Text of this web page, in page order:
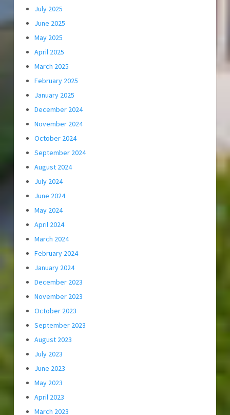
July 2025
June 2025
May 2025
April 2025
March 2025
February 2025
January 2025
December 2024
November 2024
October 2024
September 2024
August 2024
July 2024
June 2024
May 2024
April 2024
March 2024
February 2024
January 2024
December 2023
November 2023
October 2023
September 2023
August 2023
July 2023
June 2023
May 2023
April 2023
March 2023